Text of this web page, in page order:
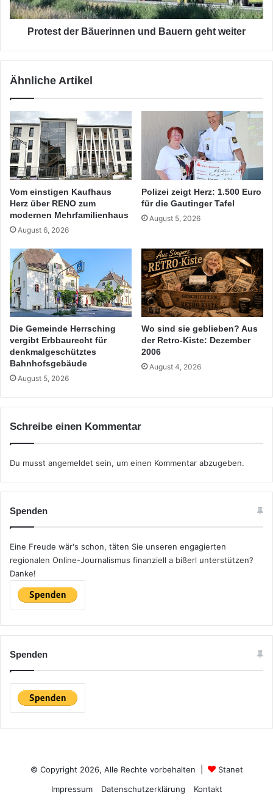
Protest der Bäuerinnen und Bauern geht weiter
Ähnliche Artikel
Vom einstigen Kaufhaus
Herz über RENO zum
modernen Mehrfamilienhaus
August 6, 2026
Polizei zeigt Herz: 1.500 Euro
für die Gautinger Tafel
August 5, 2026
Die Gemeinde Herrsching
vergibt Erbbaurecht für
denkmalgeschütztes
Bahnhofsgebäude
August 5, 2026
Wo sind sie geblieben? Aus
der Retro-Kiste: Dezember
2006
August 4, 2026
Schreibe einen Kommentar
Du musst angemeldet sein, um einen Kommentar abzugeben.
Spenden
Eine Freude wär's schon, täten Sie unseren engagierten
regionalen Online-Journalismus finanziell a bißerl unterstützen?
Danke!
Spenden
© Copyright 2026, Alle Rechte vorbehalten |
Stanet
Impressum
Datenschutzerklärung Kontakt